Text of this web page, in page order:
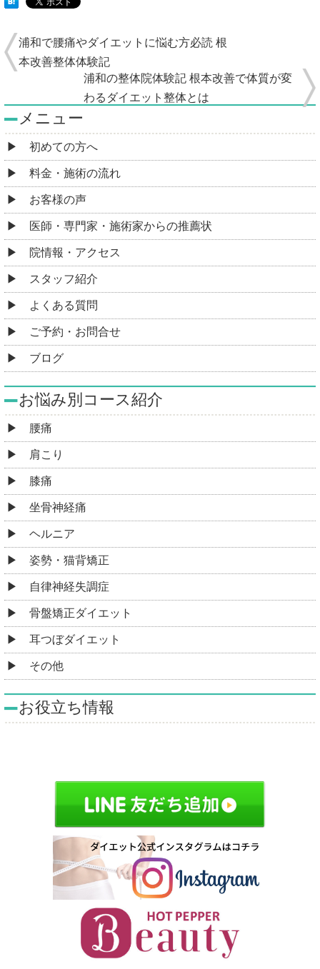
浦和で腰痛やダイエットに悩む方必読 根
本改善整体体験記
浦和の整体院体験記 根本改善で体質が変
わるダイエット整体とは
メニュー
初めての方へ
料金・施術の流れ
お客様の声
医師・専門家・施術家からの推薦状
院情報・アクセス
スタッフ紹介
よくある質問
ご予約・お問合せ
ブログ
お悩み別コース紹介
腰痛
肩こり
膝痛
坐骨神経痛
ヘルニア
姿勢・猫背矯正
自律神経失調症
骨盤矯正ダイエット
耳つぼダイエット
その他
お役立ち情報